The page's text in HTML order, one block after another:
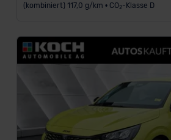
(kombiniert) 117,0 g/km • CO 2-Klasse D